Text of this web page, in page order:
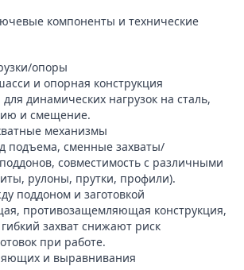
компоненты и технические
опоры
и опорная конструкция
динамических нагрузок на сталь,
и смещение.
механизмы
подъема, сменные захваты/
совместимость с различными
рулоны, прутки, профили).
поддоном и заготовкой
противозащемляющая конструкция,
захват снижают риск
при работе.
и выравнивания